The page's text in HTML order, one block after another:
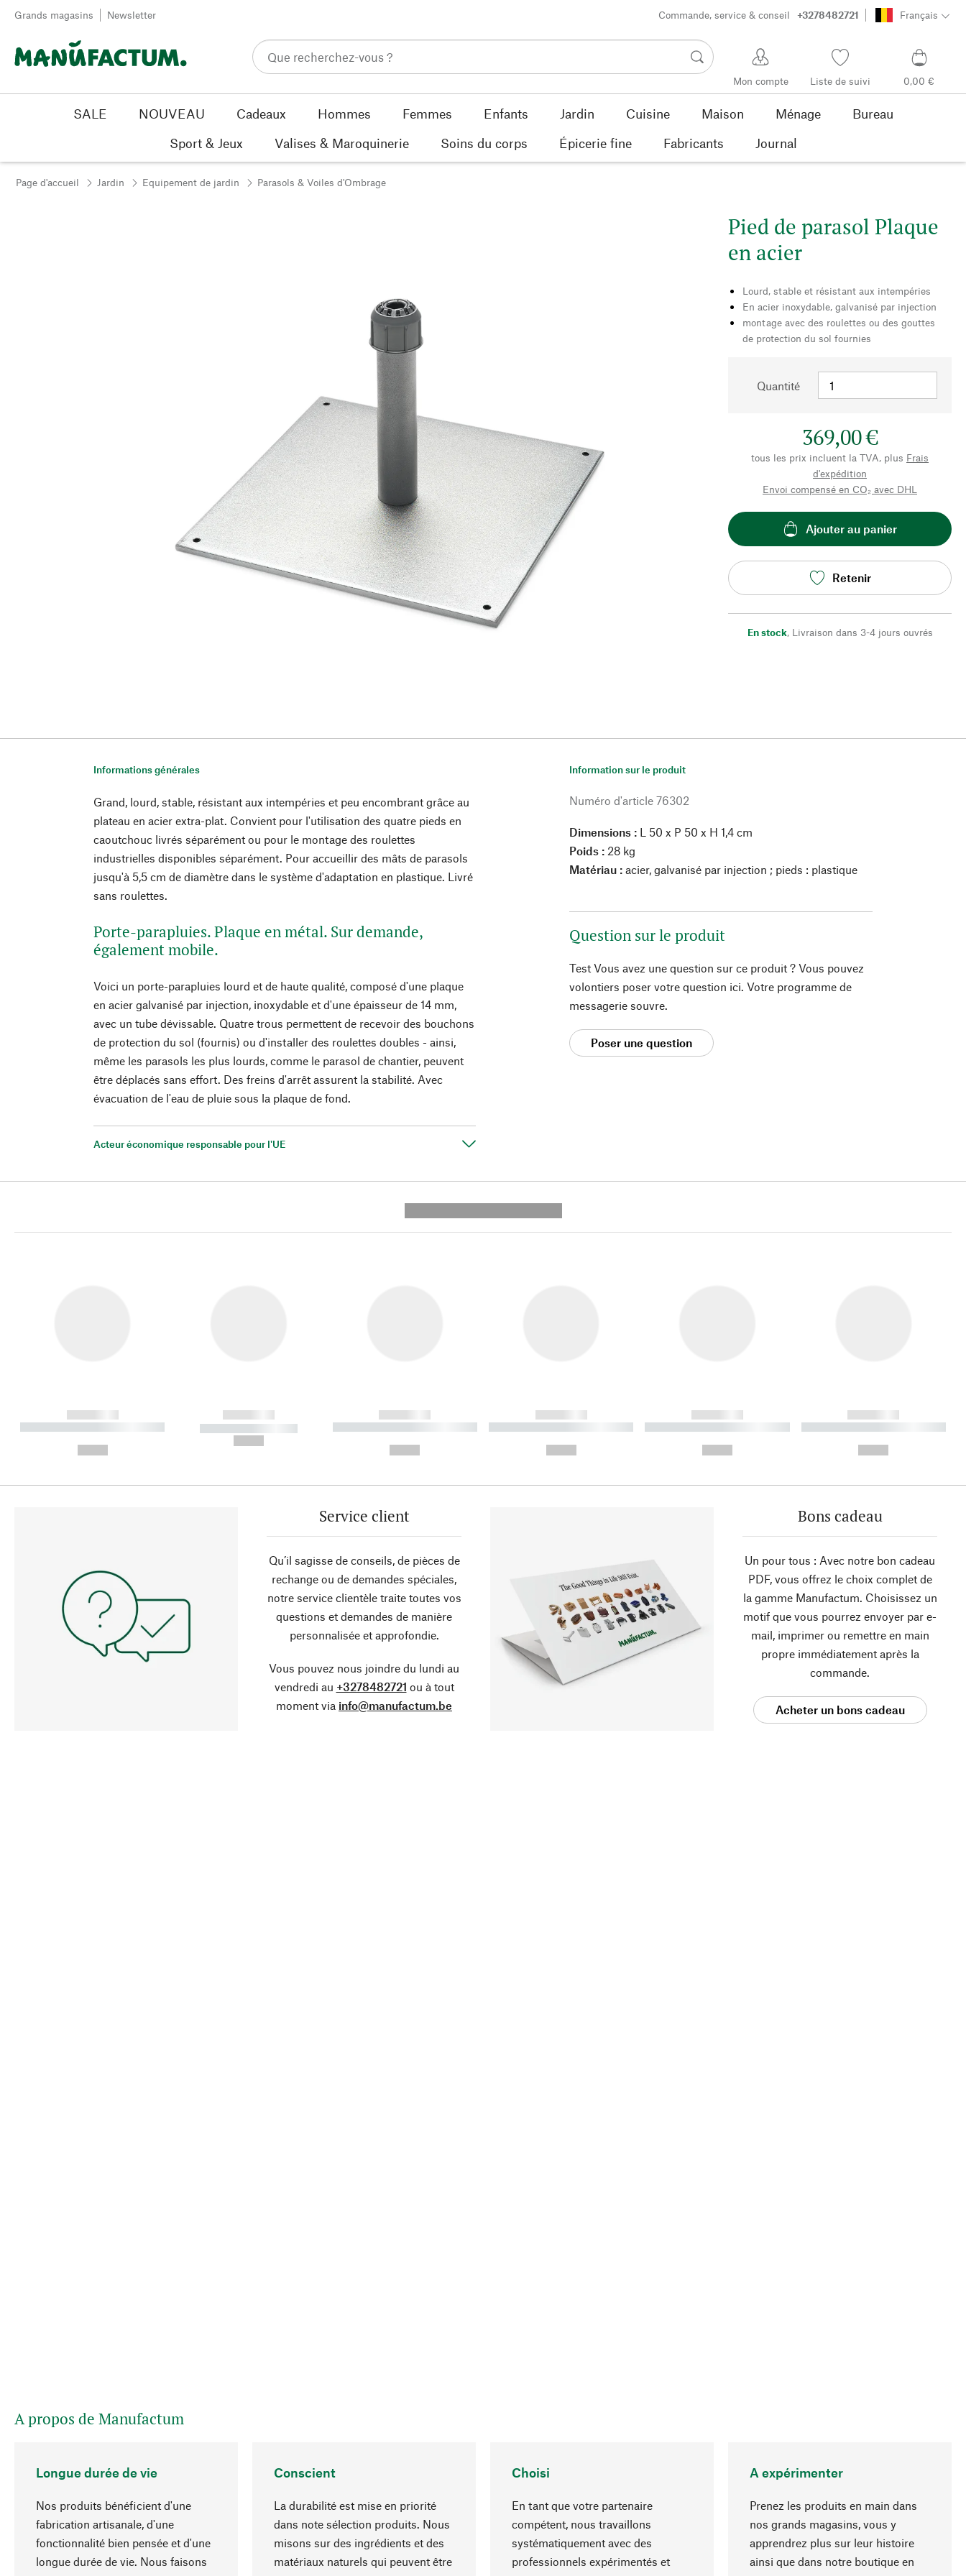
Passer au contenu
Grands magasins Newsletter Commande, service & conseil +3278482721 Français
Mon compte Liste de suivi 0,00 €
SALE NOUVEAU Cadeaux Hommes Femmes Enfants Jardin Cuisine Maison Ménage
Bureau
Sport & Jeux
Valises & Maroquinerie Soins du corps Épicerie fine Fabricants Journal
Page d'accueil Jardin Equipement de jardin Parasols & Voiles d'Ombrage
Pied de parasol Plaque
en acier
Lourd, stable et résistant aux intempéries
En acier inoxydable, galvanisé par injection
montage avec des roulettes ou des gouttes
de protection du sol fournies
Quantité
369,00 €
tous les prix incluent la TVA, plus Frais
d'expédition
Envoi compensé en CO₂ avec DHL
Ajouter au panier
Retenir
En stock, Livraison dans 3-4 jours ouvrés
Informations générales
Grand, lourd, stable, résistant aux intempéries et peu encombrant grâce au
plateau en acier extra-plat. Convient pour l'utilisation des quatre pieds en
caoutchouc livrés séparément ou pour le montage des roulettes
industrielles disponibles séparément. Pour accueillir des mâts de parasols
jusqu'à 5,5 cm de diamètre dans le système d'adaptation en plastique. Livré
sans roulettes.
Porte-parapluies. Plaque en métal. Sur demande,
également mobile.
Voici un porte-parapluies lourd et de haute qualité, composé d'une plaque
en acier galvanisé par injection, inoxydable et d'une épaisseur de 14 mm,
avec un tube dévissable. Quatre trous permettent de recevoir des bouchons
de protection du sol (fournis) ou d'installer des roulettes doubles - ainsi,
même les parasols les plus lourds, comme le parasol de chantier, peuvent
être déplacés sans effort. Des freins d'arrêt assurent la stabilité. Avec
évacuation de l'eau de pluie sous la plaque de fond.
Acteur économique responsable pour l'UE
Information sur le produit
Numéro d'article 76302
Dimensions : L 50 x P 50 x H 1,4 cm
Poids : 28 kg
Matériau : acier, galvanisé par injection ; pieds : plastique
Question sur le produit
Test Vous avez une question sur ce produit ? Vous pouvez
volontiers poser votre question ici. Votre programme de
messagerie souvre.
Poser une question
------------
----------- ----------- ----------
------------
----------- -----------
------------
----------- ----------- ----------
------------
----------- ----------- ----------
------------
----------- ----------- ----------
------------
----------- ----------- ----------
Service client
Qu’il sagisse de conseils, de pièces de
rechange ou de demandes spéciales,
notre service clientèle traite toutes vos
questions et demandes de manière
personnalisée et approfondie.
Vous pouvez nous joindre du lundi au
vendredi au +3278482721 ou à tout
moment via info@manufactum.be
Bons cadeau
Un pour tous : Avec notre bon cadeau
PDF, vous offrez le choix complet de
la gamme Manufactum. Choisissez un
motif que vous pourrez envoyer par e-
mail, imprimer ou remettre en main
propre immédiatement après la
commande.
Acheter un bons cadeau
A propos de Manufactum
Longue durée de vie
Nos produits bénéficient d'une
fabrication artisanale, d'une
fonctionnalité bien pensée et d'une
longue durée de vie. Nous faisons
Conscient
La durabilité est mise en priorité
dans note sélection produits. Nous
misons sur des ingrédients et des
matériaux naturels qui peuvent être
Choisi
En tant que votre partenaire
compétent, nous travaillons
systématiquement avec des
professionnels expérimentés et
A expérimenter
Prenez les produits en main dans
nos grands magasins, vous y
apprendrez plus sur leur histoire
ainsi que dans notre boutique en